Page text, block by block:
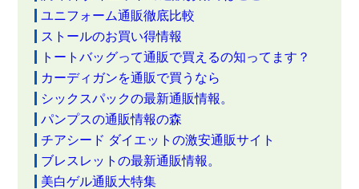
ユニフォーム通販徹底比較
ストールのお買い得情報
トートバッグって通販で買えるの知ってます？
カーディガンを通販で買うなら
シックスパックの最新通販情報。
パンプスの通販情報の森
チアシード ダイエットの激安通販サイト
ブレスレットの最新通販情報。
美白ゲル通販大特集